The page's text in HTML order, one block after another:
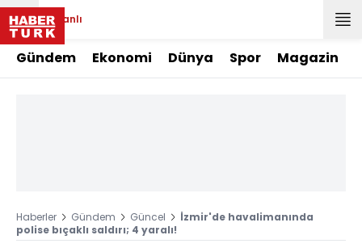
Canlı
Gündem Ekonomi Dünya Spor Magazin
Haberler Gündem Güncel
İzmir'de havalimanında
polise bıçaklı saldırı; 4 yaralı!